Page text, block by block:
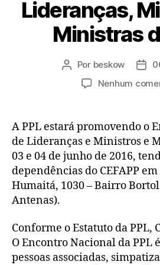
Lideranças,
Ministras
Autor
post
Por beskow
Data
Nenhum
A PPL estará promovendo o
de Lideranças e Ministros e
03 e 04 de junho de 2016,
dependências do CEFAPP
Humaitá, 1030 – Bairro
Antenas).
Conforme o Estatuto da PPL,
O Encontro Nacional da PPL
pessoas associadas,